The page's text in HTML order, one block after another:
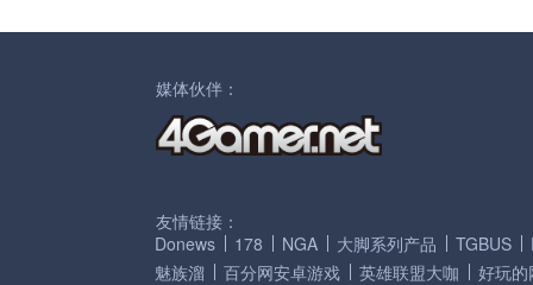
媒体伙伴：
友情链接：
Donews
178 NGA 大脚系列产品 TGBUS
魅族溜
百分网安卓游戏 英雄联盟大咖 好玩的